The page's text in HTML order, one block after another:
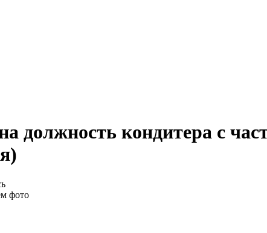
должность кондитера с
фото